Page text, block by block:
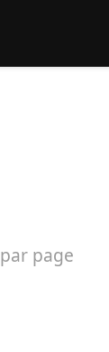
par page